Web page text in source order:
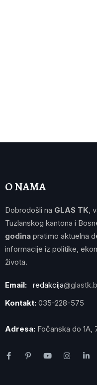
O NAMA
Dobrodošli na GLAS TK ,
Tuzlanskog kantona i
godina pratimo aktuelna
informacije iz politike,
života.
Email: redakcija
Kontakt: 035-228-575
Adresa: Fočanska do 1A,